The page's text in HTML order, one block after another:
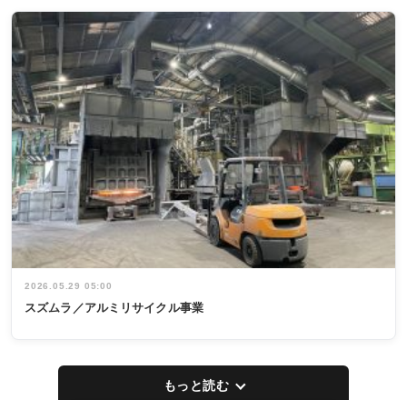
2026.05.29 05:00
スズムラ／アルミリサイクル事業
もっと読む